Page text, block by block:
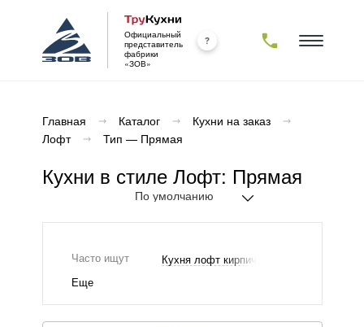
Официальный
представитель
фабрики
«ЗОВ»
Фасады
Массив
МДФ
Столешницы
ДСП /
акриловый
Новинки
Кухни на заказ
Прочее
Проекты
Главная Каталог
Кухни на заказ
Лофт
Тип — Прямая
Кухни в стиле Лофт: Прямая
Часто ищут
Кухня лофт кирпич
Еще